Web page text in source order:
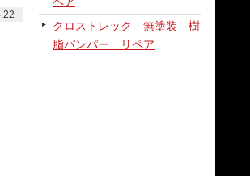
クロストレック 無塗装 樹
脂バンパー リペア